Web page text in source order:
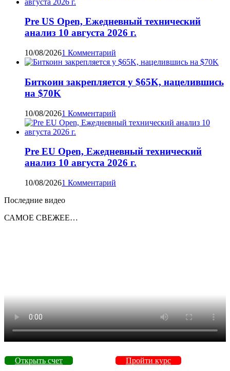
Pre US Open, Ежедневный технический
анализ 10 августа 2026 г.
10/08/20261 Комментарий
Биткоин закрепляется у $65K, нацелившись
на $70K
10/08/20261 Комментарий
Pre EU Open, Ежедневный технический
анализ 10 августа 2026 г.
10/08/20261 Комментарий
Последние видео
САМОЕ СВЕЖЕЕ…
Открыть счет Пройти курс